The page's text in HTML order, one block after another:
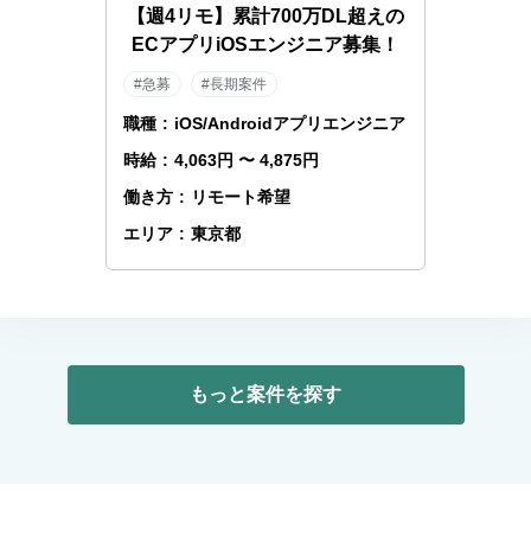
【週4リモ】累計700万DL超えの
ECアプリiOSエンジニア募集！
#急募 #長期案件
職種 : iOS/Androidアプリエンジニア
時給 : 4,063円 〜 4,875円
働き方 : リモート希望
エリア : 東京都
もっと案件を探す